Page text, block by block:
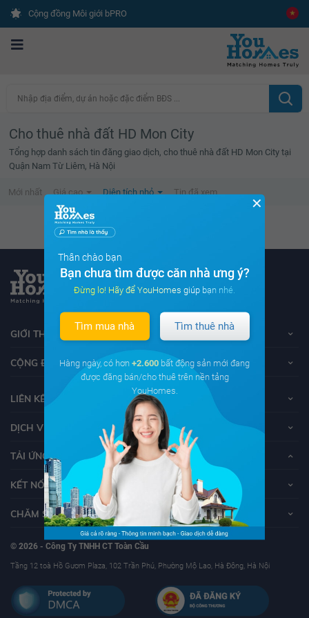
Cộng đồng Môi giới bPRO
Nhập địa điểm, dự án hoặc đặc điểm BĐS ...
Cho thuê nhà đất HD Mon City
Tổng hợp danh sách tin đăng giao dịch, cho thuê nhà đất HD Mon City tại
Quận Nam Từ Liêm, Hà Nội
Mới nhất Giá cao Diện tích nhỏ Tin đã xem
Không tìm thấy tin bất động sản nào
GIỚI THIỆU VỀ YOUHOMES
CỘNG ĐỒNG YOUHOMERS
LIÊN KẾT
DỊCH VỤ KHÁCH HÀNG
TẢI ỨNG DỤNG YOUHOMES
KẾT NỐI VỚI YOUHOMES
CHĂM SÓC KHÁCH HÀNG
© 2026 - Công Ty TNHH CT Toàn Cầu
Tầng 12 toà Hồ Gươm Plaza, 102 Trần Phú, Phường Mộ Lao, Hà Đông, Hà Nội
✕
Thân chào bạn
Bạn chưa tìm được căn nhà ưng ý?
Đừng lo! Hãy để YouHomes giúp bạn nhé.
Tìm mua nhà Tìm thuê nhà
Hàng ngày, có hơn +2.600 bất động sản mới đang
được đăng bán/cho thuê trên nền tảng
YouHomes.